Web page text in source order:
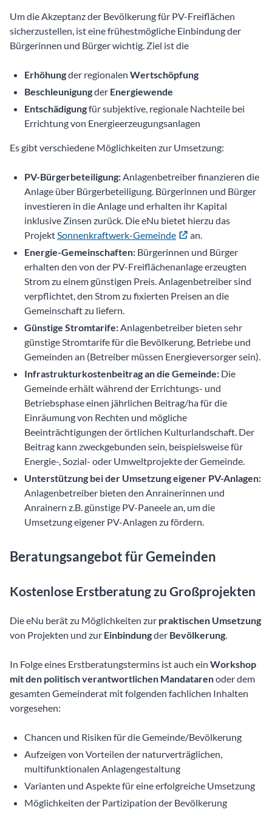
Um die Akzeptanz der Bevölkerung für PV-Freiflächen
sicherzustellen, ist eine frühestmögliche Einbindung der
Bürgerinnen und Bürger wichtig. Ziel ist die
Erhöhungder regionalen Wertschöpfung
Beschleunigungder Energiewende
Entschädigungfür subjektive, regionale Nachteile bei
Errichtung von Energieerzeugungsanlagen
Es gibt verschiedene Möglichkeiten zur Umsetzung:
PV-Bürgerbeteiligung:Anlagenbetreiber finanzieren die
Anlage über Bürgerbeteiligung. Bürgerinnen und Bürger
investieren in die Anlage und erhalten ihr Kapital
inklusive Zinsen zurück. Die eNu bietet hierzu das
ProjektSonnenkraftwerk-Gemeinde
an.
Energie-Gemeinschaften: Bürgerinnen und Bürger
erhalten den von der PV-Freiflächenanlage erzeugten
Strom zu einem günstigen Preis. Anlagenbetreiber sind
verpflichtet, den Strom zu fixierten Preisen an die
Gemeinschaft zu liefern.
Günstige Stromtarife:Anlagenbetreiber bieten sehr
günstige Stromtarife für die Bevölkerung, Betriebe und
Gemeinden an (Betreiber müssen Energieversorger sein).
Infrastrukturkostenbeitrag an die Gemeinde: Die
Gemeinde erhält während der Errichtungs- und
Betriebsphase einen jährlichen Beitrag/ha für die
Einräumung von Rechten und mögliche
Beeinträchtigungen der örtlichen Kulturlandschaft. Der
Beitrag kann zweckgebunden sein, beispielsweise für
Energie-, Sozial- oder Umweltprojekte der Gemeinde.
Unterstützung bei der Umsetzung eigener PV-Anlagen:
Anlagenbetreiber bieten den Anrainerinnen und
Anrainern z.B. günstige PV-Paneele an, um die
Umsetzung eigener PV-Anlagen zu fördern.
Beratungsangebot für Gemeinden
Kostenlose Erstberatung zu Großprojekten
Die eNu berät zu Möglichkeiten zur praktischen Umsetzung
von Projekten und zur Einbindungder Bevölkerung.
In Folge eines Erstberatungstermins ist auch ein Workshop
mit den politisch verantwortlichen Mandatarenoder dem
gesamten Gemeinderat mit folgenden fachlichen Inhalten
vorgesehen:
Chancen und Risiken für die Gemeinde/Bevölkerung
Aufzeigen von Vorteilen der naturverträglichen,
multifunktionalen Anlagengestaltung
Varianten und Aspekte für eine erfolgreiche Umsetzung
Möglichkeiten der Partizipation der Bevölkerung